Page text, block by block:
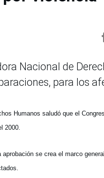
Nacional de
para los
Humanos saludó que el
2000.
se crea el marco